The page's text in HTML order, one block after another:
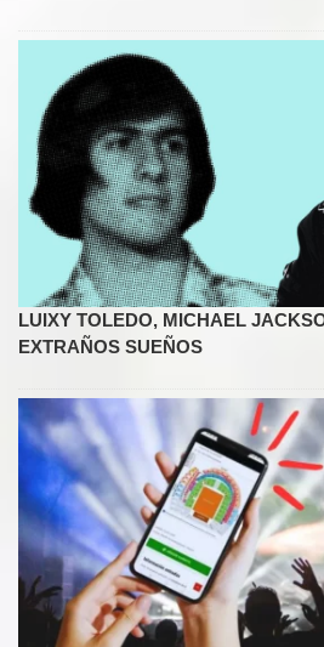
LUIXY TOLEDO, MICHAEL
EXTRAÑOS SUEÑOS